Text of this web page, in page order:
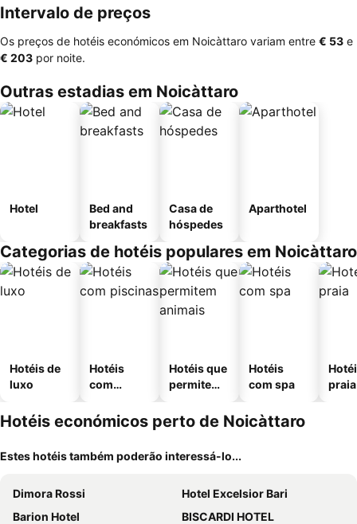
Intervalo de preços
Os preços de hotéis económicos em Noicàttaro variam entre ‎€ 53 e
‎€ 203 por noite.
Outras estadias em Noicàttaro
Hotel
Bed and
breakfasts
Casa de
hóspedes
Aparthotel
Categorias de hotéis populares em Noicàttaro
Hotéis de
luxo
Hotéis
com
Hotéis que
permitem
Hotéis
com spa
praia
Hotéis económicos perto de Noicàttaro
Estes hotéis também poderão interessá-lo...
Dimora Rossi
Hotel Excelsior Bari
Barion Hotel
BISCARDI HOTEL